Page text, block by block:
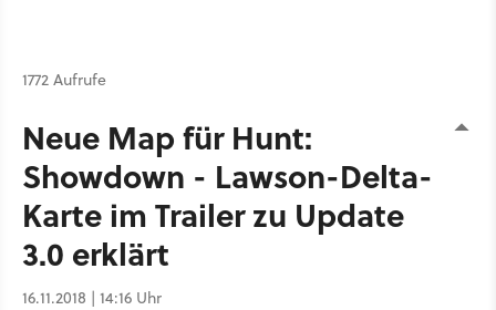
1772 Aufrufe
Neue Map für Hunt:
Showdown - Lawson-Delta-
Karte im Trailer zu Update
3.0 erklärt
16.11.2018 | 14:16 Uhr